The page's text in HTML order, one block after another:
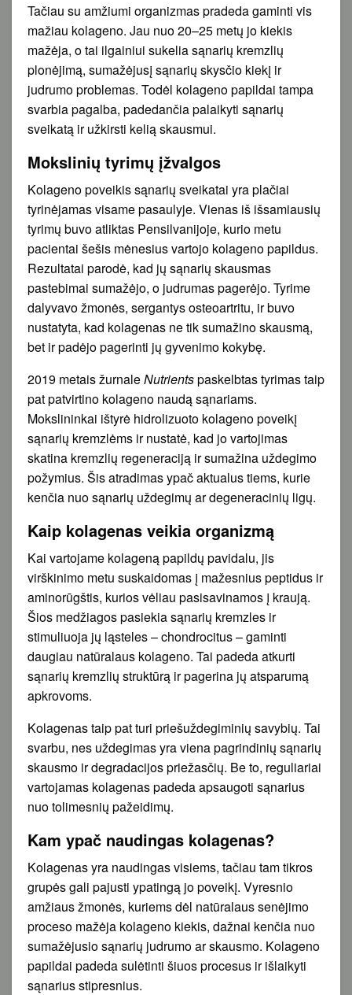
Tačiau su amžiumi organizmas pradeda gaminti vis
mažiau kolageno. Jau nuo 20–25 metų jo kiekis
mažėja, o tai ilgainiui sukelia sąnarių kremzlių
plonėjimą, sumažėjusį sąnarių skysčio kiekį ir
judrumo problemas. Todėl kolageno papildai tampa
svarbia pagalba, padedančia palaikyti sąnarių
sveikatą ir užkirsti kelią skausmui.
Mokslinių tyrimų įžvalgos
Kolageno poveikis sąnarių sveikatai yra plačiai
tyrinėjamas visame pasaulyje. Vienas iš išsamiausių
tyrimų buvo atliktas Pensilvanijoje, kurio metu
pacientai šešis mėnesius vartojo kolageno papildus.
Rezultatai parodė, kad jų sąnarių skausmas
pastebimai sumažėjo, o judrumas pagerėjo. Tyrime
dalyvavo žmonės, sergantys osteoartritu, ir buvo
nustatyta, kad kolagenas ne tik sumažino skausmą,
bet ir padėjo pagerinti jų gyvenimo kokybę.
2019 metais žurnaleNutrientspaskelbtas tyrimas taip
pat patvirtino kolageno naudą sąnariams.
Mokslininkai ištyrė hidrolizuoto kolageno poveikį
sąnarių kremzlėms ir nustatė, kad jo vartojimas
skatina kremzlių regeneraciją ir sumažina uždegimo
požymius. Šis atradimas ypač aktualus tiems, kurie
kenčia nuo sąnarių uždegimų ar degeneracinių ligų.
Kaip kolagenas veikia organizmą
Kai vartojame kolageną papildų pavidalu, jis
virškinimo metu suskaidomas į mažesnius peptidus ir
aminorūgštis, kurios vėliau pasisavinamos į kraują.
Šios medžiagos pasiekia sąnarių kremzles ir
stimuliuoja jų ląsteles – chondrocitus – gaminti
daugiau natūralaus kolageno. Tai padeda atkurti
sąnarių kremzlių struktūrą ir pagerina jų atsparumą
apkrovoms.
Kolagenas taip pat turi priešuždegiminių savybių. Tai
svarbu, nes uždegimas yra viena pagrindinių sąnarių
skausmo ir degradacijos priežasčių. Be to, reguliariai
vartojamas kolagenas padeda apsaugoti sąnarius
nuo tolimesnių pažeidimų.
Kam ypač naudingas kolagenas?
Kolagenas yra naudingas visiems, tačiau tam tikros
grupės gali pajusti ypatingą jo poveikį. Vyresnio
amžiaus žmonės, kuriems dėl natūralaus senėjimo
proceso mažėja kolageno kiekis, dažnai kenčia nuo
sumažėjusio sąnarių judrumo ar skausmo. Kolageno
papildai padeda sulėtinti šiuos procesus ir išlaikyti
sąnarius stipresnius.